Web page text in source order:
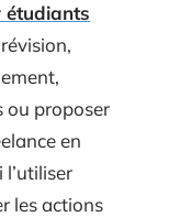
étudiants
ou proposer
en
les actions